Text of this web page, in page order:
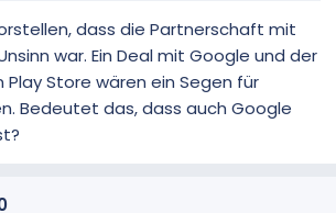
dass die Partnerschaft mit
war. Ein Deal mit Google und der
Play Store wären ein Segen für
Bedeutet das, dass auch Google